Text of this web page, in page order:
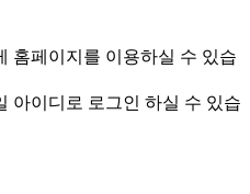
홈페이지를 이용하실 수 있습
아이디로 로그인 하실 수 있습